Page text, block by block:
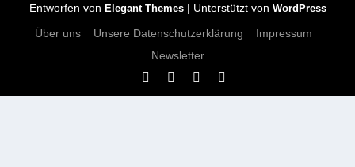
Entworfen von Elegant Themes| Unterstützt von WordPress
Über uns Unsere Datenschutzerklärung
Impressum
Newsletter